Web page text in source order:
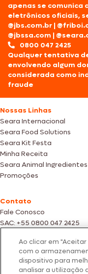
apenas se comunica
eletrônicos oficiais,
@jbs.com.br |
@jbssa.com |
0800 047 2425
Qualquer tentativa
envolvendo algum
considerada como
fraude
Nossas Linhas
Seara Internacional
Seara Food Solutions
Seara Kit Festa
Minha Receita
Seara Animal Ingredientes
Promoções
Contato
Fale Conosco
SAC: +55 0800 047 2425
Fotos meramente
estoques dos nossos
de dados.
Os preços, promoções e
Ao clicar em
com o
dispositivo para
analisar a utilização